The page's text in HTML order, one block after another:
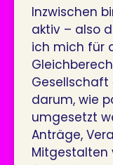
Inzwischen
aktiv – also
ich mich für
Gesellschaft
darum, wie
umgesetzt
Anträge,
Mitgestalten